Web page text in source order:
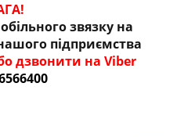
звязку на
підприємства
дзвонити на Viber